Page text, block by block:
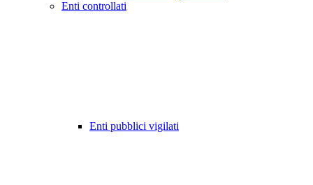
Enti controllati
Enti pubblici vigilati